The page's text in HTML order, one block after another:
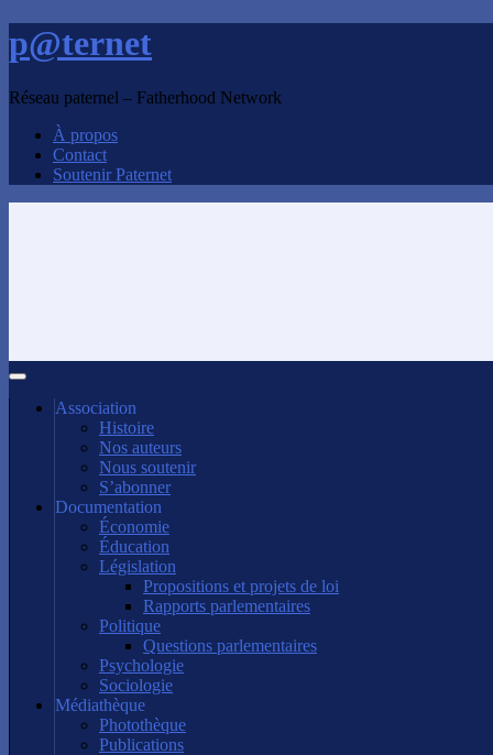
p@ternet
Réseau paternel – Fatherhood Network
À propos
Contact
Soutenir Paternet
Association
Histoire
Nos auteurs
Nous soutenir
S’abonner
Documentation
Économie
Éducation
Législation
Propositions et projets de loi
Rapports parlementaires
Politique
Questions parlementaires
Psychologie
Sociologie
Médiathèque
Photothèque
Publications